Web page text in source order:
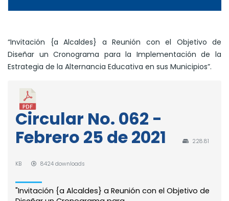
“Invitación {a Alcaldes} a Reunión con el Objetivo de
Diseñar un Cronograma para la Implementación de la
Estrategia de la Alternancia Educativa en sus Municipios”.
Circular No. 062 -
Febrero 25 de 2021
228.81
KB 8424 downloads
"Invitación {a Alcaldes} a Reunión con el Objetivo de